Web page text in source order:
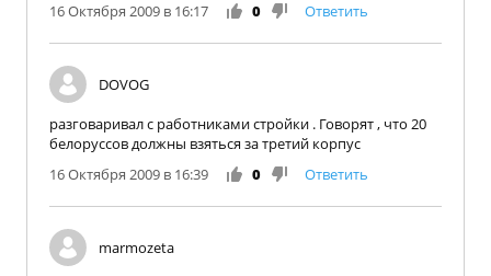
16 Октября 2009 в 16:17
0 Ответить
DOVOG
разговаривал с работниками стройки . Говорят , что 20
белоруссов должны взяться за третий корпус
16 Октября 2009 в 16:39
0 Ответить
marmozeta